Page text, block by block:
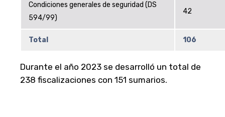
Condiciones generales de seguridad (DS
594/99)
42
Total 106
Durante el año 2023 se desarrolló un total de
238 fiscalizaciones con 151 sumarios.